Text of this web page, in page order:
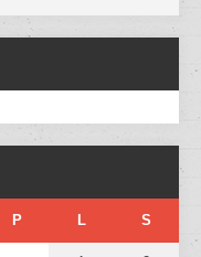
P L S